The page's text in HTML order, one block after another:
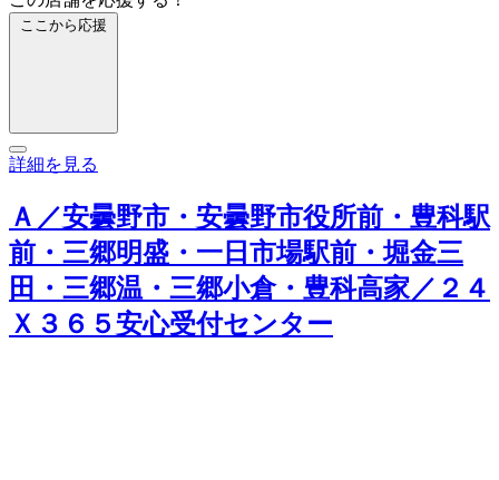
ここから応援
詳細を見る
Ａ／安曇野市・安曇野市役所前・豊科駅
前・三郷明盛・一日市場駅前・堀金三
田・三郷温・三郷小倉・豊科高家／２４
Ｘ３６５安心受付センター